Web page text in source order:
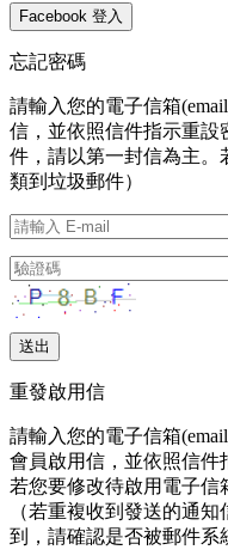
忘記密碼
請輸入您的電子信箱
信，並依照信件指示重設
件，請以第一封信為主。
類到垃圾郵件）
重發啟用信
請輸入您的電子信箱
會員啟用信，並依照信件
若您要修改待啟用電子信
（若重複收到發送的通
到，請確認是否被郵件系